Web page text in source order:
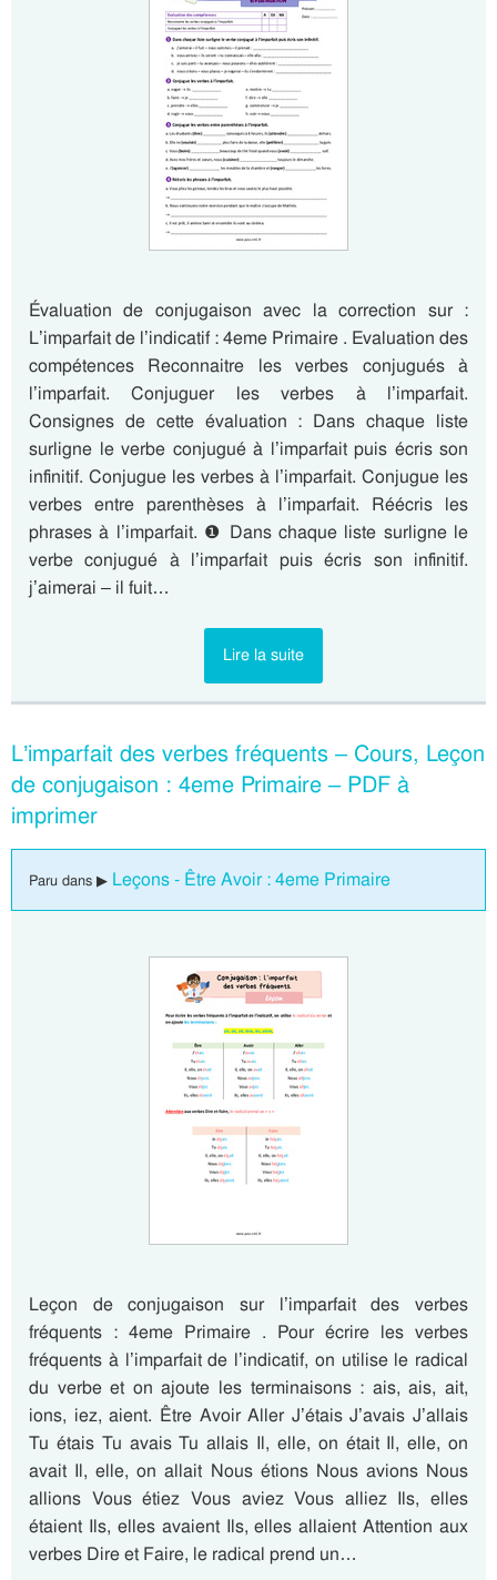
Évaluation de conjugaison avec la correction sur :
L’imparfait de l’indicatif : 4eme Primaire . Evaluation des
compétences Reconnaitre les verbes conjugués à
l’imparfait. Conjuguer les verbes à l’imparfait.
Consignes de cette évaluation : Dans chaque liste
surligne le verbe conjugué à l’imparfait puis écris son
infinitif. Conjugue les verbes à l’imparfait. Conjugue les
verbes entre parenthèses à l’imparfait. Réécris les
phrases à l’imparfait. ❶ Dans chaque liste surligne le
verbe conjugué à l’imparfait puis écris son infinitif.
j’aimerai – il fuit…
Lire la suite
L’imparfait des verbes fréquents – Cours, Leçon
de conjugaison : 4eme Primaire – PDF à
imprimer
Paru dans ▶ Leçons - Être Avoir : 4eme Primaire
Leçon de conjugaison sur l’imparfait des verbes
fréquents : 4eme Primaire . Pour écrire les verbes
fréquents à l’imparfait de l’indicatif, on utilise le radical
du verbe et on ajoute les terminaisons : ais, ais, ait,
ions, iez, aient. Être Avoir Aller J’étais J’avais J’allais
Tu étais Tu avais Tu allais Il, elle, on était Il, elle, on
avait Il, elle, on allait Nous étions Nous avions Nous
allions Vous étiez Vous aviez Vous alliez Ils, elles
étaient Ils, elles avaient Ils, elles allaient Attention aux
verbes Dire et Faire, le radical prend un…